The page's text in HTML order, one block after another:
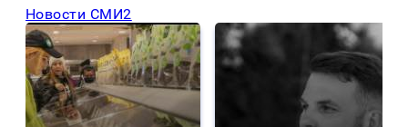
Новости СМИ2